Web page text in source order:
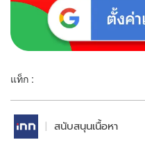
แท็ก :
สนับสนุนเนื้อหา